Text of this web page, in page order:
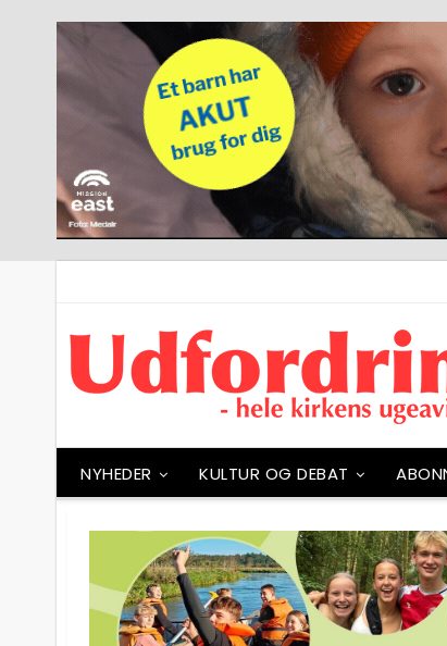
NYHEDER KULTUR OG DEBAT